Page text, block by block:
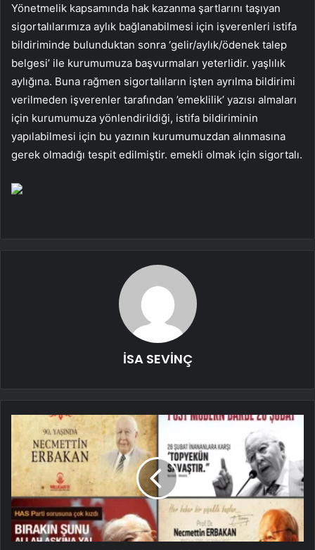
Yönetmelik kapsamında hak kazanma şartlarını taşıyan
sigortalılarımıza aylık bağlanabilmesi için işverenleri istifa
bildiriminde bulunduktan sonra ‘gelir/aylık/ödenek talep
belgesi’ ile kurumumuza başvurmaları yeterlidir. yaşlılık
aylığına. Buna rağmen sigortalıların işten ayrılma bildirimi
verilmeden işverenler tarafından ’emeklilik’ yazısı almaları
için kurumumuza yönlendirildiği, istifa bildiriminin
yapılabilmesi için bu yazının kurumumuzdan alınmasına
gerek olmadığı tespit edilmiştir. emekli olmak için sigortalı.
İSA SEVİNÇ